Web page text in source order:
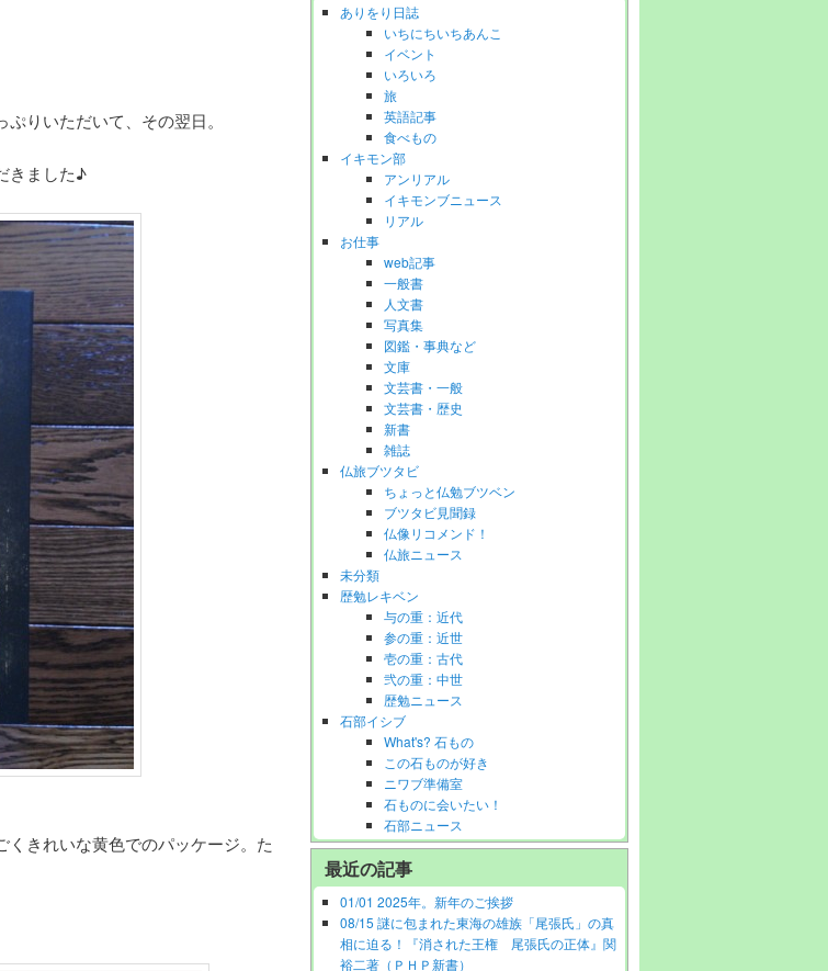
りいただいて、その翌日。
きました♪
きれいな黄色でのパッケージ。た
ありをり日誌
いちにちいちあんこ
イベント
いろいろ
旅
英語記事
食べもの
イキモン部
アンリアル
イキモンブニュース
リアル
お仕事
web記事
一般書
人文書
写真集
図鑑・事典など
文庫
文芸書・一般
文芸書・歴史
新書
雑誌
仏旅ブツタビ
ちょっと仏勉ブツベン
ブツタビ見聞録
仏像リコメンド！
仏旅ニュース
未分類
歴勉レキベン
与の重：近代
参の重：近世
壱の重：古代
弐の重：中世
歴勉ニュース
石部イシブ
What's? 石もの
この石ものが好き
ニワブ準備室
石ものに会いたい！
石部ニュース
最近の記事
01/01 2025年。新年のご挨拶
08/15 謎に包まれた東海の雄族「尾張氏」の真
相に迫る！『消された王権 尾張氏の正体』関
裕二著（ＰＨＰ新書）